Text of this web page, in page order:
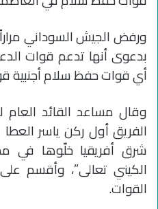
ورفض الجيش السوداني مراراً
بدعوى أنها تدعم قوات
أي قوات حفظ سلام أجنبية
وقال مساعد القائد العام
الفريق أول ركن ياسر
شرق أفريقيا خلّوها في
الكيني تعالى”، وأقسم
القوات.